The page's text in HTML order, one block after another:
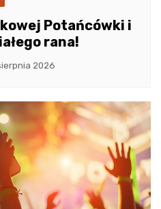
Potańcówki i
rana!
2026